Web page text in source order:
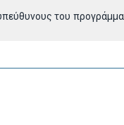
του